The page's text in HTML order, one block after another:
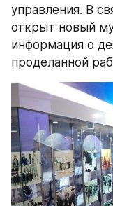
управления. В
открыт новый
информация о
проделанной